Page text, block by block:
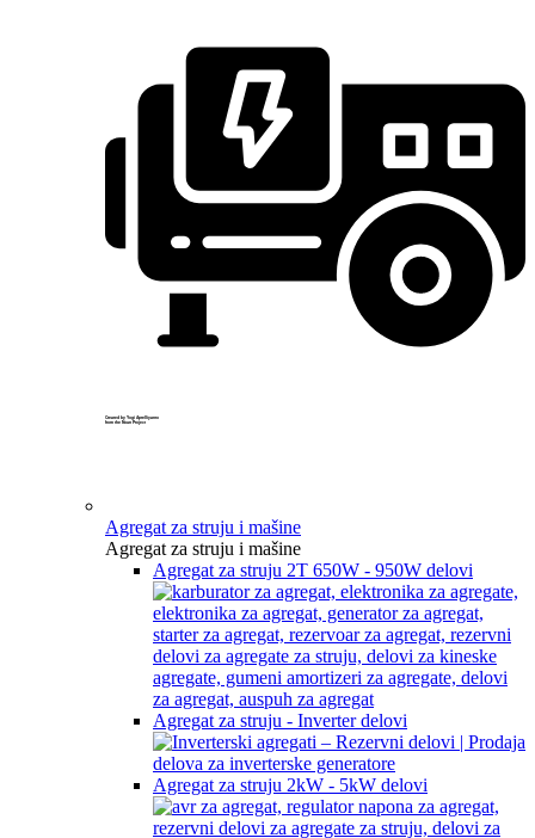
Created by Yogi Aprelliyanto
from the Noun Project
Agregat za struju i mašine
Agregat za struju i mašine
Agregat za struju 2T 650W - 950W delovi
Agregat za struju - Inverter delovi
Agregat za struju 2kW - 5kW delovi